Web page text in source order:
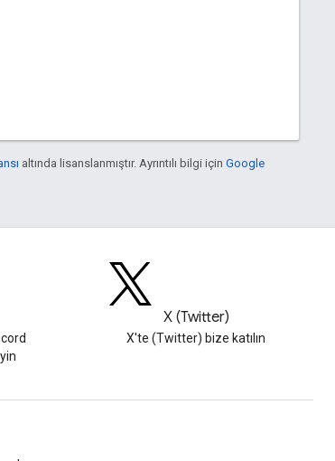
altında lisanslanmıştır. Ayrıntılı bilgi için Google
X (Twitter)
X'te (Twitter) bize katılın